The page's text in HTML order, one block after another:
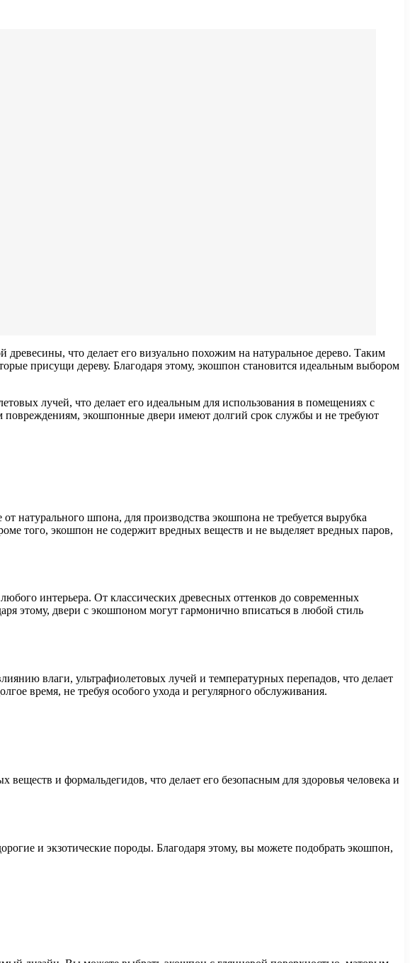
что делает его визуально похожим на натуральное дерево. Таким
присущи дереву. Благодаря этому, экошпон становится идеальным выбором
лучей, что делает его идеальным для использования в помещениях с
повреждениям, экошпонные двери имеют долгий срок службы и не требуют
натурального шпона, для производства экошпона не требуется вырубка
того, экошпон не содержит вредных веществ и не выделяет вредных паров,
интерьера. От классических древесных оттенков до современных
этому, двери с экошпоном могут гармонично вписаться в любой стиль
влаги, ультрафиолетовых лучей и температурных перепадов, что делает
время, не требуя особого ухода и регулярного обслуживания.
и формальдегидов, что делает его безопасным для здоровья человека и
и экзотические породы. Благодаря этому, вы можете подобрать экошпон,